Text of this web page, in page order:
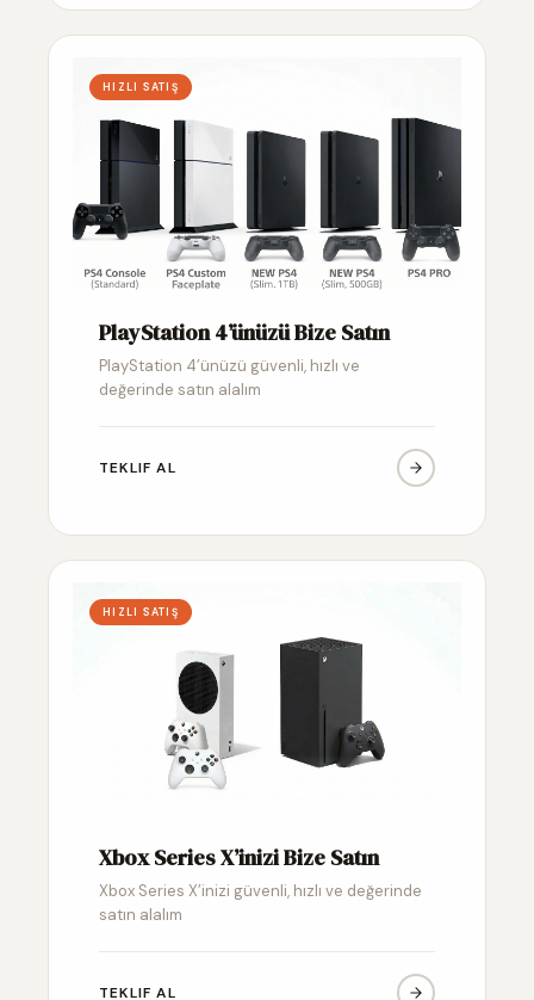
HIZLI SATIŞ
PlayStation 4’ünüzü Bize Satın
PlayStation 4’ünüzü güvenli, hızlı ve
değerinde satın alalım
TEKLIF AL
HIZLI SATIŞ
Xbox Series X’inizi Bize Satın
Xbox Series X’inizi güvenli, hızlı ve değerinde
satın alalım
TEKLIF AL